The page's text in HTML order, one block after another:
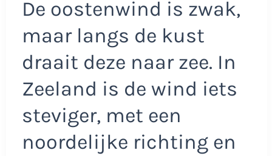
De oostenwind is zwak,
maar langs de kust
draait deze naar zee. In
Zeeland is de wind iets
steviger, met een
noordelijke richting en